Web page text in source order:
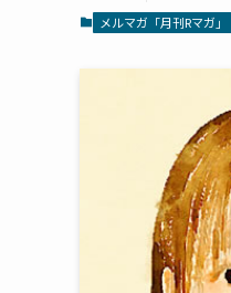
メルマガ「月刊Rマガ」